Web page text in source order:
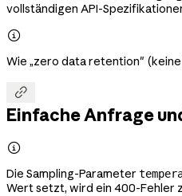
vollständigen API-

Wie „zero data retention"

Einfache Anfrage

Die Sampling-Parameter
Wert setzt, wird ein 400-Fehler